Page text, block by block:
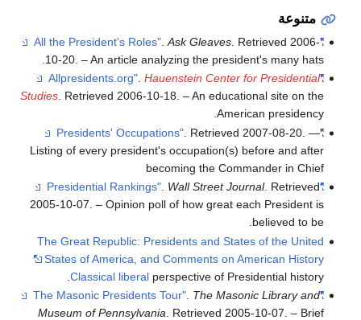
متنوعة
"All the President's Roles"
. Ask Gleaves. Retrieved 2006-
10-20. – An article analyzing the president's many hats.
"Allpresidents.org"
. Hauenstein Center for Presidential
Studies. Retrieved 2006-10-18. – An educational site on the
American presidency.
"Presidents' Occupations"
. Retrieved 2007-08-20. —
Listing of every president's occupation(s) before and after
becoming the Commander in Chief
"Presidential Rankings"
. Wall Street Journal. Retrieved
2005-10-07 – Opinion poll of how great each President is
believed to be.
The Great Republic: Presidents and States of the United
States of America, and Comments on American History
Classical liberalperspective of Presidential history.
"The Masonic Presidents Tour"
. The Masonic Library and
Museum of Pennsylvania . Retrieved 2005-10-07 – Brief